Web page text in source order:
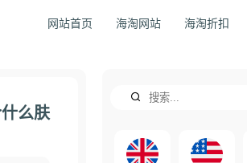
网站首页 海淘网站 海淘折扣
么肤